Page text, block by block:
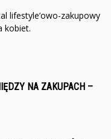
lifestyle’owo-zakupowy
kobiet.
NA ZAKUPACH –